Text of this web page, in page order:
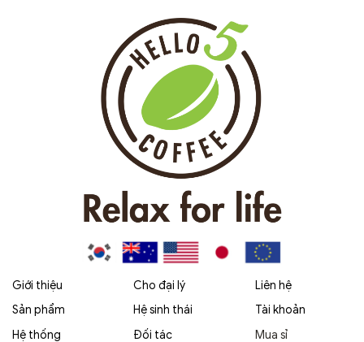
Giới thiệu
Sản phẩm
Hệ thống
Cho đại lý
Hệ sinh thái
Đối tác
Liên hệ
Tài khoản
Mua sỉ